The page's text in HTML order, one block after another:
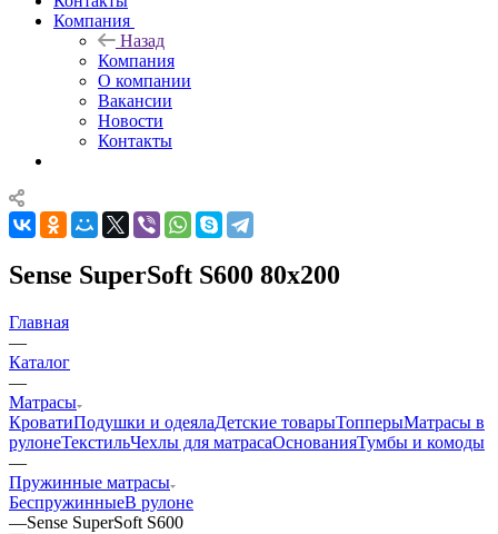
Компания
Назад
Компания
О компании
Вакансии
Новости
Контакты
Sense SuperSoft S600 80x200
Главная
—
Каталог
—
Матрасы
КроватиПодушки и одеялаДетские товарыТопперыМатрасы в
рулонеТекстильЧехлы для матрасаОснованияТумбы и комоды
—
Пружинные матрасы
БеспружинныеВ рулоне
—Sense SuperSoft S600